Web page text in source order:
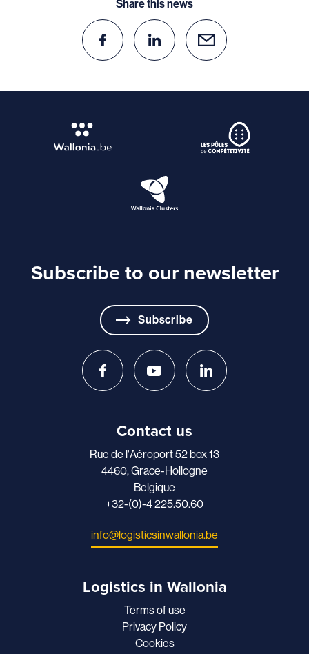
Share this news
Subscribe to our newsletter
Subscribe
Contact us
Rue de l'Aéroport 52 box 13
4460, Grace-Hollogne
Belgique
+32-(0)-4 225.50.60
info@logisticsinwallonia.be
Logistics in Wallonia
Terms of use
Privacy Policy
Cookies